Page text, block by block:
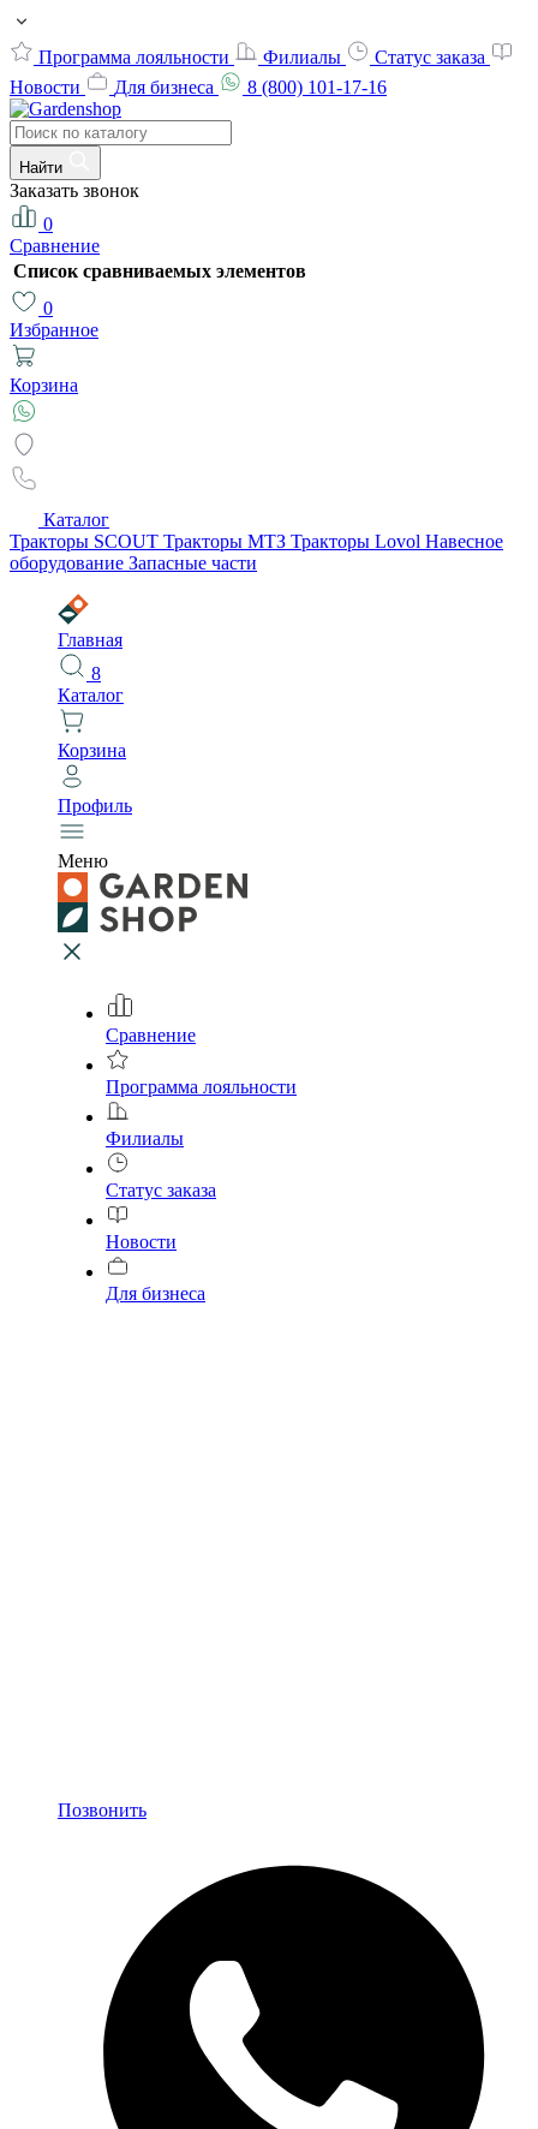
Программа лояльности Филиалы
Статус заказа
Новости
Для бизнеса 8 (800) 101-17-16
Найти
Заказать звонок
0
Сравнение
Список сравниваемых элементов
0
Избранное
Корзина
Каталог
Тракторы SCOUT Тракторы МТЗ Тракторы Lovol Навесное
оборудование Запасные части
Главная
8
Каталог
Корзина
Профиль
Меню
Сравнение
Программа лояльности
Филиалы
Статус заказа
Новости
Для бизнеса
Позвонить